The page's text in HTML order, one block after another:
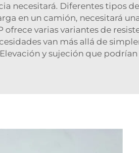
necesitará. Diferentes tipos
en un camión, necesitará
ofrece varias variantes de
van más allá de
Elevación y sujeción que podrían